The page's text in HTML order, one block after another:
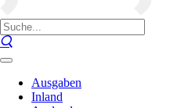
Ausgaben
Inland